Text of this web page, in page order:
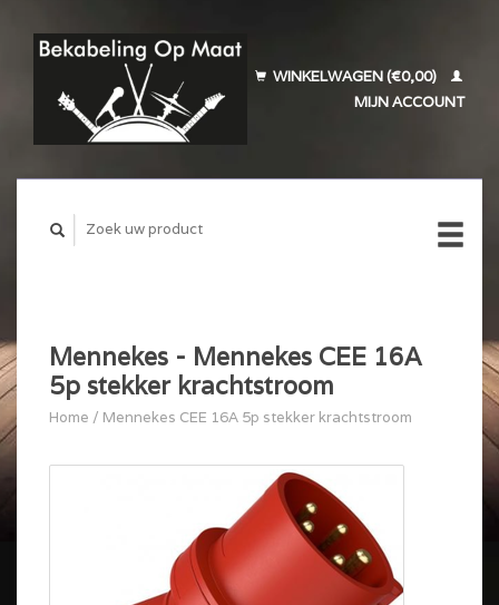
WINKELWAGEN (€0,00)
MIJN ACCOUNT
Mennekes - Mennekes CEE 16A
5p stekker krachtstroom
Home / Mennekes CEE 16A 5p stekker krachtstroom